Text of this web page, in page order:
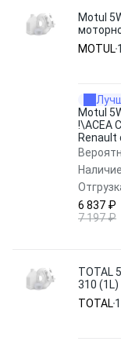
Motul
MOTUL
Motul
!\ACEA
Renault
Наличие
6 837 ₽
7 197 ₽
TOTAL
310
TOTAL